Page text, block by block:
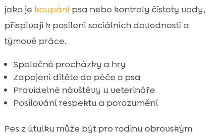
jako je koupánípsa nebo kontroly čistoty vody,
přispívají k posílení sociálních dovedností a
týmové práce.
Společné procházky a hry
Zapojení dítěte do péče o psa
Pravidelné návštěvy u veterináře
Posilování respektu a porozumění
Pes z útulku může být pro rodinu obrovským